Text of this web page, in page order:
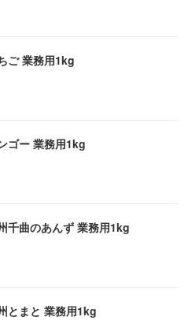
ご 業務用1kg
ゴー 業務用1kg
千曲のあんず 業務用1kg
とまと 業務用1kg